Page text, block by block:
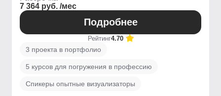
7 364 руб. /мес
Подробнее
Рейтинг4.70
3 проекта в портфолио
5 курсов для погружения в профессию
Спикеры опытные визуализаторы